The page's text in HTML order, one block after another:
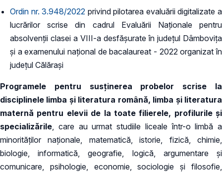
Ordin nr. 3.948/2022 privind pilotarea evaluării digitalizate a
lucrărilor scrise din cadrul Evaluării Naționale pentru
absolvenții clasei a VIII-a desfășurate în județul Dâmbovița
și a examenului național de bacalaureat - 2022 organizat în
județul Călărași
Programele pentru susţinerea probelor scrise la
disciplinele limba şi literatura română, limba şi literatura
maternă pentru elevii de la toate filierele, profilurile şi
specializările, care au urmat studiile liceale într-o limbă a
minorităţilor naţionale, matematică, istorie, fizică, chimie,
biologie, informatică, geografie, logică, argumentare şi
comunicare, psihologie, economie, sociologie şi filosofie,